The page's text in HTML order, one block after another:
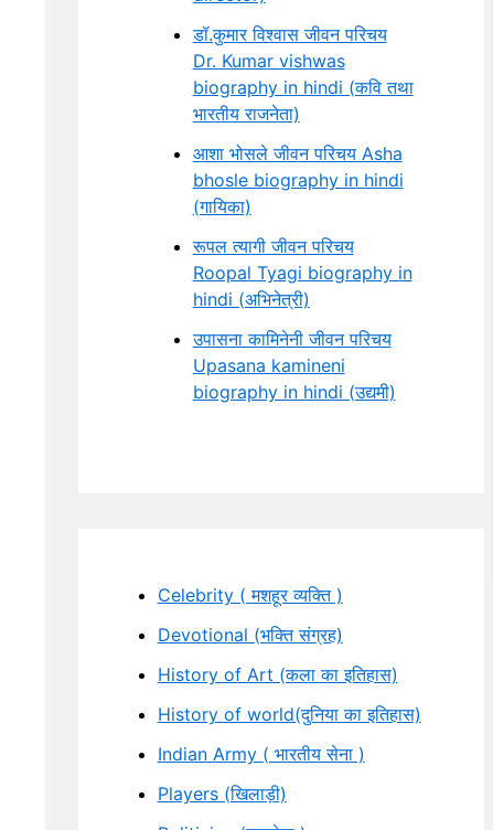
डॉ.कुमार विश्वास जीवन परिचय
Dr. Kumar vishwas
biography in hindi (कवि तथा
भारतीय राजनेता)
आशा भोसले जीवन परिचय Asha
bhosle biography in hindi
(गायिका)
रूपल त्यागी जीवन परिचय
Roopal Tyagi biography in
hindi (अभिनेत्री)
उपासना कामिनेनी जीवन परिचय
Upasana kamineni
biography in hindi (उद्यमी)
Celebrity ( मशहूर व्यक्ति )
Devotional (भक्ति संग्रह)
History of Art (कला का इतिहास)
History of world(दुनिया का इतिहास)
Indian Army ( भारतीय सेना )
Players (खिलाड़ी)